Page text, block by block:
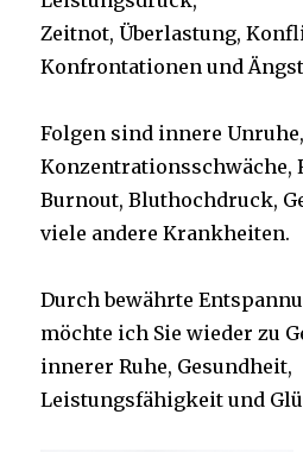
Zeitnot, Überlastung,
Konfrontationen und
Folgen sind innere
Konzentrationsschwäche,
Burnout, Bluthochdruck,
viele andere Krankheiten.
Durch bewährte
möchte ich Sie wieder zu
innerer Ruhe, Gesundheit,
Leistungsfähigkeit und